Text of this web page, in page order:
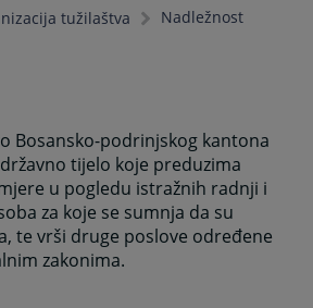
tužilaštva Nadležnost
Bosansko-podrinjskog kantona
tijelo koje preduzima
u pogledu istražnih radnji i
za koje se sumnja da su
te vrši druge poslove određene
zakonima.